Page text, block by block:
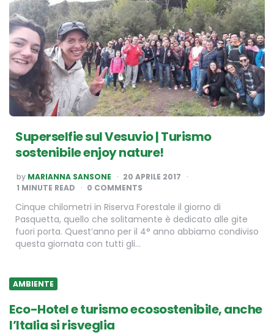
Superselfie sul Vesuvio | Turismo
sostenibile enjoy nature!
POSTED
BY
by MARIANNA SANSONE
20 APRILE 2017
1 MINUTE READ 0 COMMENTS
Cinque chilometri in Riserva Forestale il giorno di
Pasquetta, quello che solitamente è dedicato alle gite
fuori porta. Quest’anno per il 4° anno abbiamo condiviso
questa giornata con tutti gli…
AMBIENTE
Eco-Hotel e turismo ecosostenibile, anche
l’Italia si risveglia